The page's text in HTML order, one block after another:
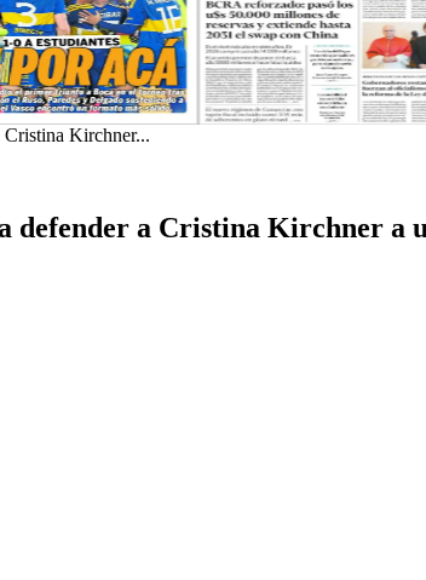
Kirchner...
a Cristina Kirchner a